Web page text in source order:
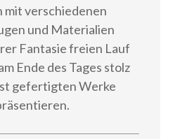
mit verschiedenen
und Materialien
Fantasie freien Lauf
Ende des Tages stolz
gefertigten Werke